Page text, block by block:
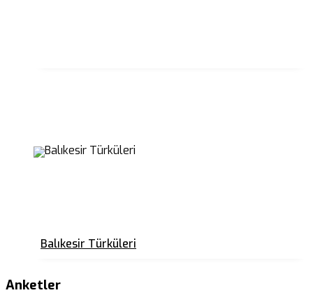
Balıkesir Türküleri
Anketler